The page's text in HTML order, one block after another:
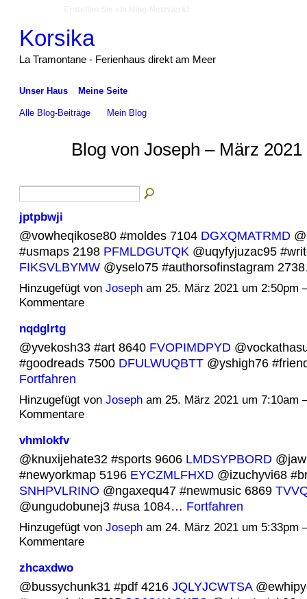
Korsika
La Tramontane - Ferienhaus direkt am Meer
Unser Haus Meine Seite
Alle Blog-Beiträge Mein Blog
Blog von Joseph – März
jptpbwji
@vowheqikose80 #moldes 7104 DGXQMATRMD
#usmaps 2198 PFMLDGUTQK @uqyfyjuzac95
FIKSVLBYMW@yselo75 #authorsofinstagram
Hinzugefügt von Josepham 25. März 2021 um 2:50pm
Kommentare
nqdglrtg
@yvekosh33 #art 8640 FVOPIMDPYD
#goodreads 7500 DFULWUQBTT@yshigh76
Fortfahren
Hinzugefügt von Josepham 25. März 2021 um 7:10am
Kommentare
vhmlokfv
@knuxijehate32 #sports 9606 LMDSYPBORD
#newyorkmap 5196 EYCZMLFHXD@izuchyvi68
SNHPVLRINO @ngaxequ47 #newmusic 6869
@ungudobunej3 #usa 1084… Fortfahren
Hinzugefügt von Josepham 24. März 2021 um 5:33pm
Kommentare
zhcaxdwo
@bussychunk31 #pdf 4216 JQLYJCWTSA